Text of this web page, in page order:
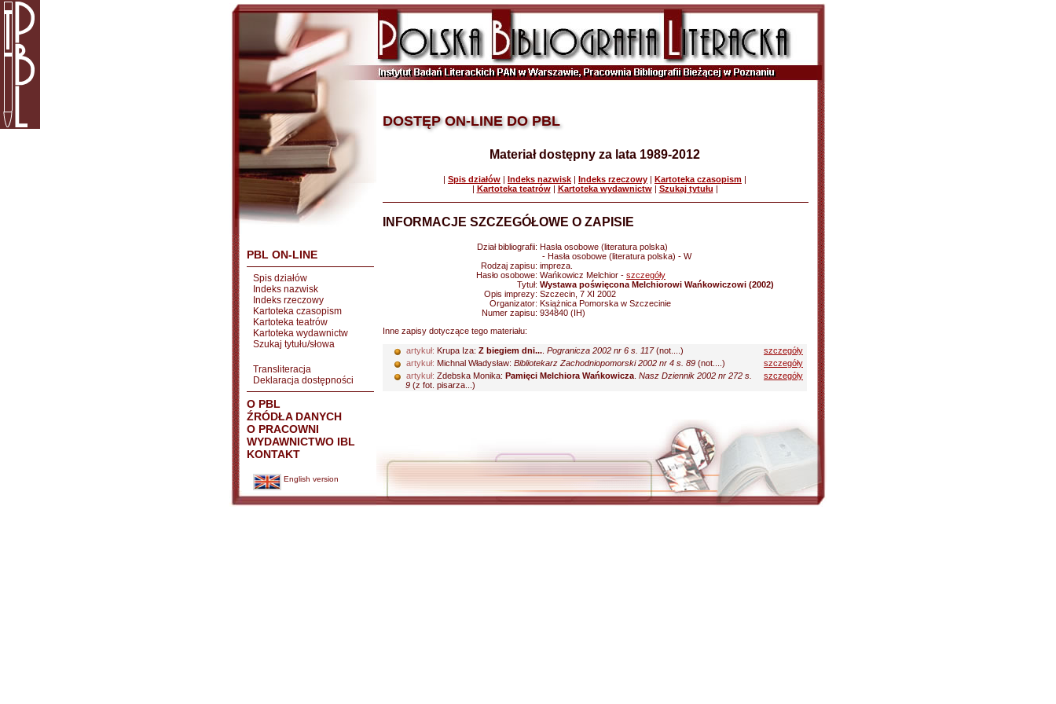
PBL ON-LINE
Spis działów
Indeks nazwisk
Indeks rzeczowy
Kartoteka czasopism
Kartoteka teatrów
Kartoteka wydawnictw
Szukaj tytułu/słowa
Transliteracja
Deklaracja dostępności
O PBL
ŹRÓDŁA DANYCH
O PRACOWNI
WYDAWNICTWO IBL
KONTAKT
English version
DOSTĘP ON-LINE DO PBL
Materiał dostępny za lata 1989-2012
| Spis działów | Indeks nazwisk | Indeks rzeczowy | Kartoteka czasopism |
| Kartoteka teatrów| Kartoteka wydawnictw| Szukaj tytułu |
INFORMACJE SZCZEGÓŁOWE O ZAPISIE
Dział bibliografii: Hasła osobowe (literatura polska)
- Hasła osobowe (literatura polska) - W
Rodzaj zapisu: impreza.
Hasło osobowe: Wańkowicz Melchior - szczegóły
Tytuł: Wystawa poświęcona Melchiorowi Wańkowiczowi (2002)
Opis imprezy: Szczecin, 7 XI 2002
Organizator: Książnica Pomorska w Szczecinie
Numer zapisu: 934840 (IH)
Inne zapisy dotyczące tego materiału:
artykuł: Krupa Iza: Z biegiem dni... Pogranicza 2002 nr 6 s. 117(not....)
szczegóły
artykuł: Michnal Władysław: Bibliotekarz Zachodniopomorski 2002 nr 4 s. 89 (not....)
szczegóły
artykuł: Zdebska Monika: Pamięci Melchiora Wańkowicza Nasz Dziennik 2002 nr 272 s.
9 (z fot. pisarza...)
szczegóły